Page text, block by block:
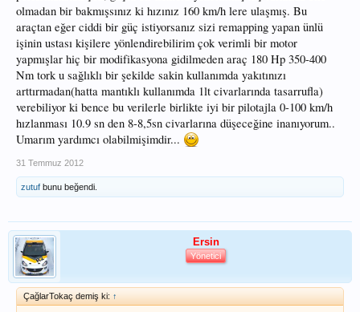
olmadan bir bakmışsınız ki hızınız 160 km/h lere ulaşmış. Bu
araçtan eğer ciddi bir güç istiyorsanız sizi remapping yapan ünlü
işinin ustası kişilere yönlendirebilirim çok verimli bir motor
yapmışlar hiç bir modifikasyona gidilmeden araç 180 Hp 350-400
Nm tork u sağlıklı bir şekilde sakin kullanımda yakıtınızı
arttırmadan(hatta mantıklı kullanımda 1lt civarlarında tasarrufla)
verebiliyor ki bence bu verilerle birlikte iyi bir pilotajla 0-100 km/h
hızlanması 10.9 sn den 8-8,5sn civarlarına düşeceğine inanıyorum..
Umarım yardımcı olabilmişimdir...
31 Temmuz 2012
zutuf bunu beğendi.
Ersin
Yönetici
ÇağlarTokaç demiş ki: ↑